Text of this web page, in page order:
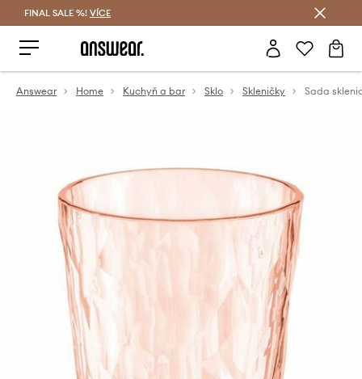
FINAL SALE %! VÍCE
Answear Home Kuchyň a bar Sklo Skleničky